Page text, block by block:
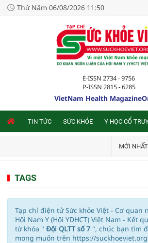
Thứ Năm 06/08/2026 11:50
E-ISSN 2734 - 9756
P-ISSN 2815 - 6285
VietNam Health
TIN TỨC SỨC KHỎE Y HỌC CỔ
MỚI NHẤT
TAGS
Tạp chí điện tử Sức khỏe Việt - Cơ quan
Hội Nam Y (Hội YDHCT) Việt Nam - Kết
từ khóa " Đội QLTT số 7 ", chúc bạn tìm
mong muốn trên https://